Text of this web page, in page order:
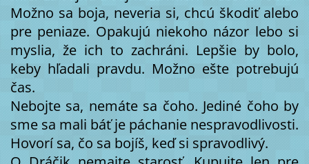
Možno sa boja, neveria si, chcú škodiť alebo
pre peniaze. Opakujú niekoho názor lebo si
myslia, že ich to zachráni. Lepšie by bolo,
keby hľadali pravdu. Možno ešte potrebujú
čas.
Nebojte sa, nemáte sa čoho. Jediné čoho by
sme sa mali báť je páchanie nespravodlivosti.
Hovorí sa, čo sa bojíš, keď si spravodlivý.